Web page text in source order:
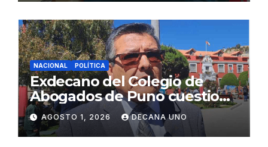
NACIONAL POLÍTICA
Exdecano del Colegio de
Abogados de Puno cuestiona
propuestas sobre seguridad
ciudadana
AGOSTO 1, 2026 DECANA UNO